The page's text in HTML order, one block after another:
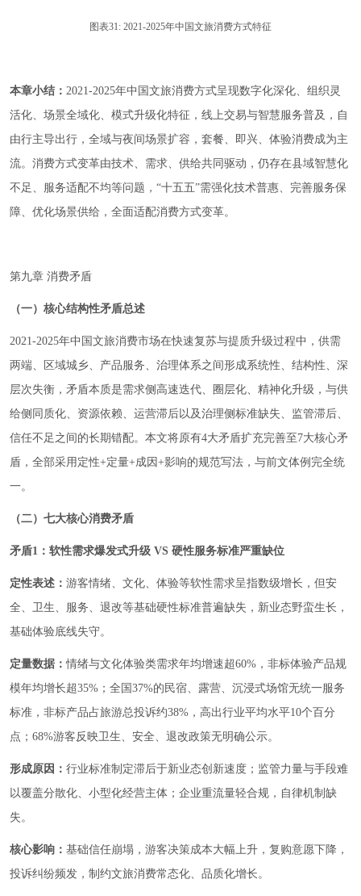
图表31: 2021-2025年中国文旅消费方式特征
本章小结： 2021-2025年中国文旅消费方式呈现数字化深化、组织灵
活化、场景全域化、模式升级化特征，线上交易与智慧服务普及，自
由行主导出行，全域与夜间场景扩容，套餐、即兴、体验消费成为主
流。消费方式变革由技术、需求、供给共同驱动，仍存在县域智慧化
不足、服务适配不均等问题，“十五五”需强化技术普惠、完善服务保
障、优化场景供给，全面适配消费方式变革。
第九章 消费矛盾
（一）核心结构性矛盾总述
2021-2025年中国文旅消费市场在快速复苏与提质升级过程中，供需
两端、区域城乡、产品服务、治理体系之间形成系统性、结构性、深
层次失衡，矛盾本质是需求侧高速迭代、圈层化、精神化升级，与供
给侧同质化、资源依赖、运营滞后以及治理侧标准缺失、监管滞后、
信任不足之间的长期错配。本文将原有4大矛盾扩充完善至7大核心矛
盾，全部采用定性+定量+成因+影响的规范写法，与前文体例完全统
一。
（二）七大核心消费矛盾
矛盾1：软性需求爆发式升级 VS 硬性服务标准严重缺位
定性表述： 游客情绪、文化、体验等软性需求呈指数级增长，但安
全、卫生、服务、退改等基础硬性标准普遍缺失，新业态野蛮生长，
基础体验底线失守。
定量数据：情绪与文化体验类需求年均增速超60%，非标体验产品规
模年均增长超35%；全国37%的民宿、露营、沉浸式场馆无统一服务
标准，非标产品占旅游总投诉约38%，高出行业平均水平10个百分
点；68%游客反映卫生、安全、退改政策无明确公示。
形成原因： 行业标准制定滞后于新业态创新速度；监管力量与手段难
以覆盖分散化、小型化经营主体；企业重流量轻合规，自律机制缺
失。
核心影响： 基础信任崩塌，游客决策成本大幅上升，复购意愿下降，
投诉纠纷频发，制约文旅消费常态化、品质化增长。